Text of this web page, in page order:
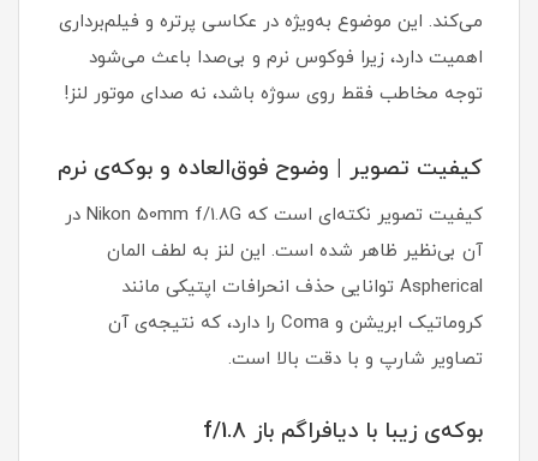
می‌کند. این موضوع به‌ویژه در عکاسی پرتره و فیلم‌برداری
اهمیت دارد، زیرا فوکوس نرم و بی‌صدا باعث می‌شود
توجه مخاطب فقط روی سوژه باشد، نه صدای موتور لنز!
کیفیت تصویر | وضوح فوق‌العاده و بوکه‌ی نرم
کیفیت تصویر نکته‌ای است که Nikon 50mm f/1.8G در
آن بی‌نظیر ظاهر شده است. این لنز به لطف المان
Aspherical توانایی حذف انحرافات اپتیکی مانند
کروماتیک ابریشن و Coma را دارد، که نتیجه‌ی آن
تصاویر شارپ و با دقت بالا است.
بوکه‌ی زیبا با دیافراگم باز f/1.8